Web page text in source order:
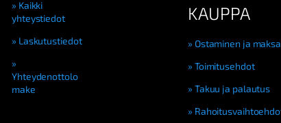
Kaikki
yhteystiedot
Laskutustiedot
Yhteydenottolo
make
KAUPPA
Ostaminen ja
Toimitusehdot
Takuu ja palautus